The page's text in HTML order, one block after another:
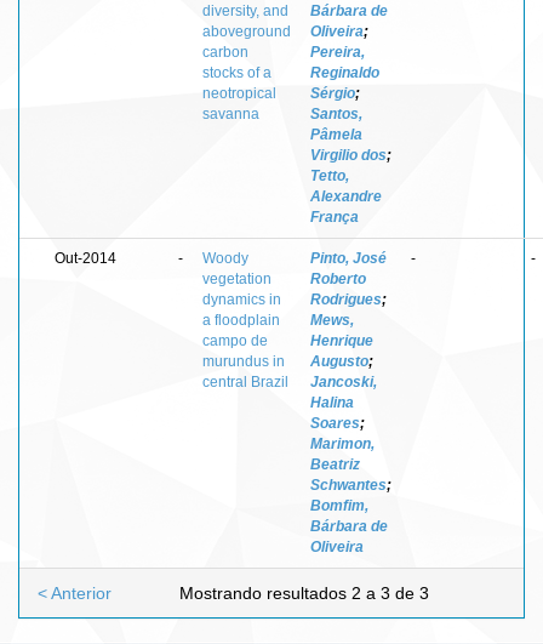
diversity, and
aboveground
carbon
stocks of a
neotropical
savanna
Bárbara de
Oliveira;
Pereira,
Reginaldo
Sérgio;
Santos,
Pâmela
Virgilio dos;
Tetto,
Alexandre
França
Out-2014 -
Woody
vegetation
dynamics in
a floodplain
campo de
murundus in
central Brazil
Pinto, José
Roberto
Rodrigues;
Mews,
Henrique
Augusto;
Jancoski,
Halina
Soares;
Marimon,
Beatriz
Schwantes;
Bomfim,
Bárbara de
Oliveira
- -
Mostrando resultados 2 a 3 de 3
< Anterior